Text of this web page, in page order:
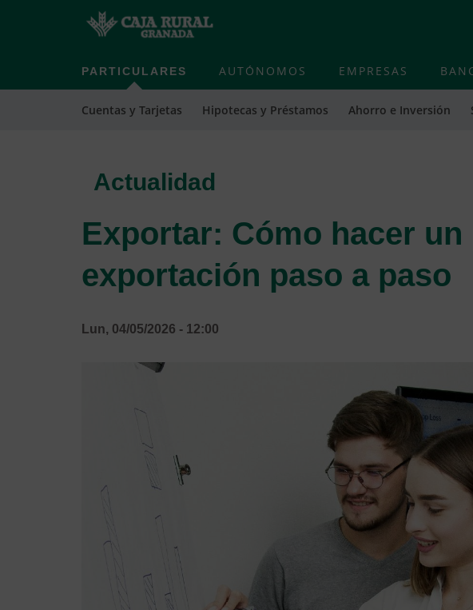
PARTICULARES
Cuentas y Tarjetas Hipotecas y Préstamos Ahorro e Inversión
AUTÓNOMOS EMPRESAS
Actualidad
Exportar: Cómo hacer un
exportación paso a paso
Lun, 04/05/2026 - 12:00